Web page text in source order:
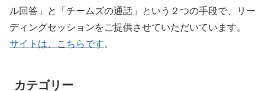
ル回答」と「チームズの通話」という２つの手段で、リー
ディングセッションをご提供させていただいています。
サイトは、こちらです。
カテゴリー